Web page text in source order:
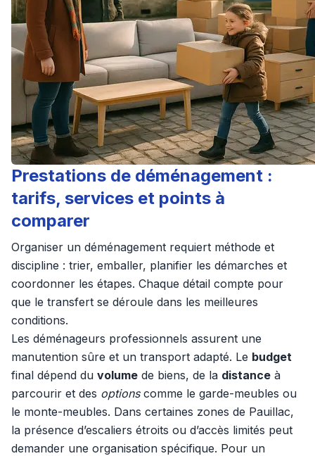
Prestations de déménagement :
tarifs, services et points à
comparer
Organiser un déménagement requiert méthode et
discipline : trier, emballer, planifier les démarches et
coordonner les étapes. Chaque détail compte pour
que le transfert se déroule dans les meilleures
conditions.
Les déménageurs professionnels assurent une
manutention sûre et un transport adapté. Le budget
final dépend du volume de biens, de la distance à
parcourir et des optionscomme le garde-meubles ou
le monte-meubles. Dans certaines zones de Pauillac,
la présence d’escaliers étroits ou d’accès limités peut
demander une organisation spécifique. Pour un